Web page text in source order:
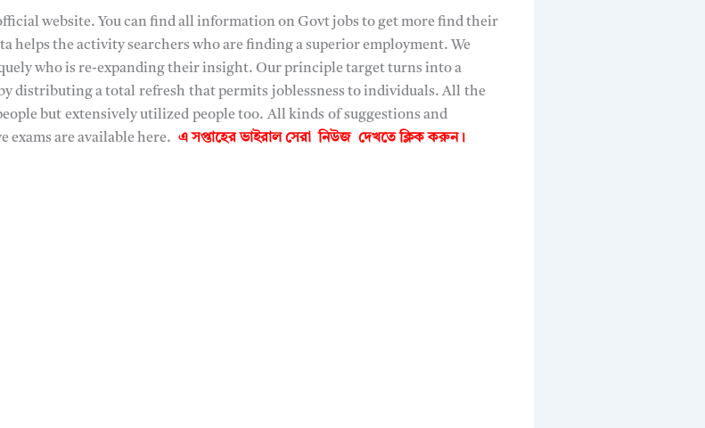
website. You can find all information on Govt jobs to get more find their
helps the activity searchers who are finding a superior employment. We
who is re-expanding their insight. Our principle target turns into a
distributing a total refresh that permits joblessness to individuals. All the
but extensively utilized people too.All kinds of suggestions and
exams are available here. এ সপ্তাহের ভাইরাল সেরা নিউজ দেখতেক্লিক করুন।